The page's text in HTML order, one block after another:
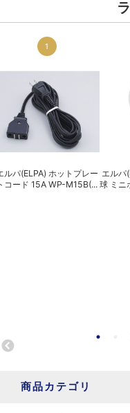
1
ルパ(ELPA) ホットプレー
コード 15A WP-M15B(...
エルパ
球 ミニ
商品カテゴリ